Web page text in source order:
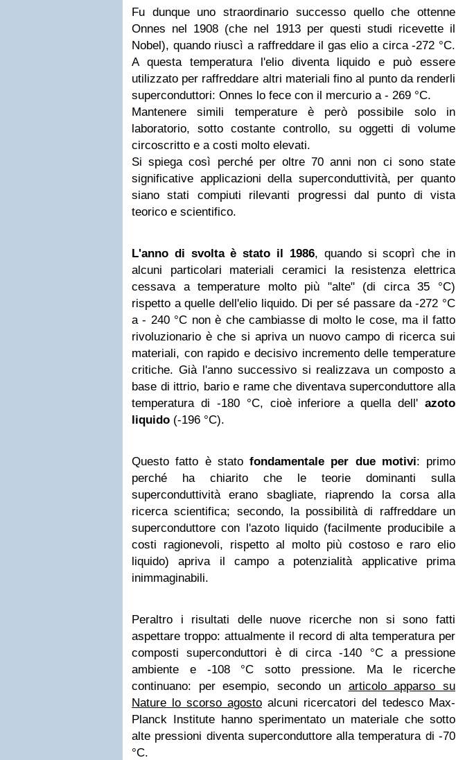
Fu dunque uno straordinario successo quello che ottenne
Onnes nel 1908 (che nel 1913 per questi studi ricevette il
Nobel), quando riuscì a raffreddare il gas elio a circa -272 °C.
A questa temperatura l'elio diventa liquido e può essere
utilizzato per raffreddare altri materiali fino al punto da renderli
superconduttori: Onnes lo fece con il mercurio a - 269 °C.
Mantenere simili temperature è però possibile solo in
laboratorio, sotto costante controllo, su oggetti di volume
circoscritto e a costi molto elevati.
Si spiega così perché per oltre 70 anni non ci sono state
significative applicazioni della superconduttività, per quanto
siano stati compiuti rilevanti progressi dal punto di vista
teorico e scientifico.
L'anno di svolta è stato il 1986, quando si scoprì che in
alcuni particolari materiali ceramici la resistenza elettrica
cessava a temperature molto più "alte" (di circa 35 °C)
rispetto a quelle dell'elio liquido. Di per sé passare da -272 °C
a - 240 °C non è che cambiasse di molto le cose, ma il fatto
rivoluzionario è che si apriva un nuovo campo di ricerca sui
materiali, con rapido e decisivo incremento delle temperature
critiche. Già l'anno successivo si realizzava un composto a
base di ittrio, bario e rame che diventava superconduttore alla
temperatura di -180 °C, cioè inferiore a quella dell' azoto
liquido (-196 °C).
Questo fatto è stato fondamentale per due motivi: primo
perché ha chiarito che le teorie dominanti sulla
superconduttività erano sbagliate, riaprendo la corsa alla
ricerca scientifica; secondo, la possibilità di raffreddare un
superconduttore con l'azoto liquido (facilmente producibile a
costi ragionevoli, rispetto al molto più costoso e raro elio
liquido) apriva il campo a potenzialità applicative prima
inimmaginabili.
Peraltro i risultati delle nuove ricerche non si sono fatti
aspettare troppo: attualmente il record di alta temperatura per
composti superconduttori è di circa -140 °C a pressione
ambiente e -108 °C sotto pressione. Ma le ricerche
continuano: per esempio, secondo un articolo apparso su
Nature lo scorso agosto alcuni ricercatori del tedesco Max-
Planck Institute hanno sperimentato un materiale che sotto
alte pressioni diventa superconduttore alla temperatura di -70
°C.